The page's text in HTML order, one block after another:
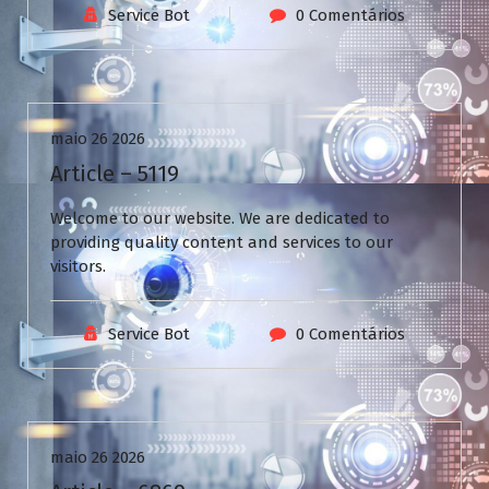
Service Bot 0 Comentários
Uncategorized
maio 26 2026
Article – 5119
Welcome to our website. We are dedicated to
providing quality content and services to our
visitors.
Service Bot 0 Comentários
Uncategorized
maio 26 2026